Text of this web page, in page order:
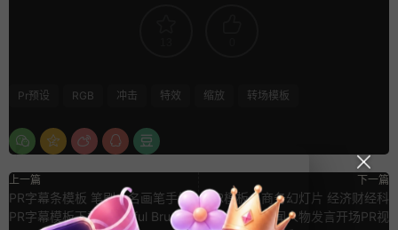
Pr预设 RGB 冲击 特效 缩放 转场模板
上一篇
PR字幕条模板 笔刷人名画笔手绘
PR字幕模板下载 Colorful Brush
下一篇
PR模板：商务幻灯片 经济财经科
技媒体报道新闻人物发言开场PR视